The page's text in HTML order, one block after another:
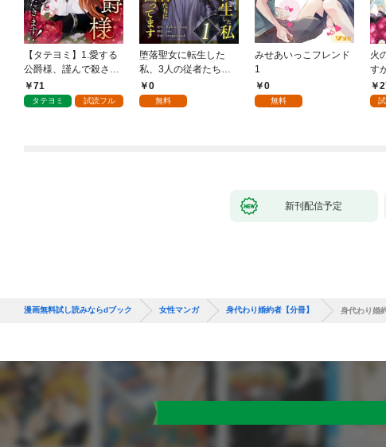
【タテヨミ】1.愛する
公爵様、謹んで殺させ
ていただきます！
71
タテヨミ 試読フル
堕落聖女に転生した
私、3人の従者たちに
抱かれて困ってます 第
1話
0
無料
みせあいっこフレンド
1
0
無料
火
す
嫁
ま
新刊配信予定
漫画無料試し読みならdブック 女性マンガ 身代わり婚約者【分冊】 身代わり婚